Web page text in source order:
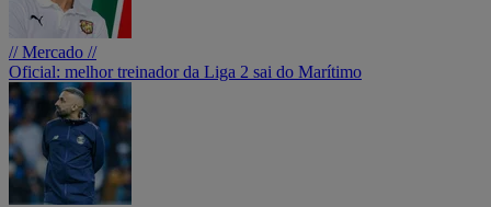
// Mercado //
Oficial: melhor treinador da Liga 2 sai do Marítimo